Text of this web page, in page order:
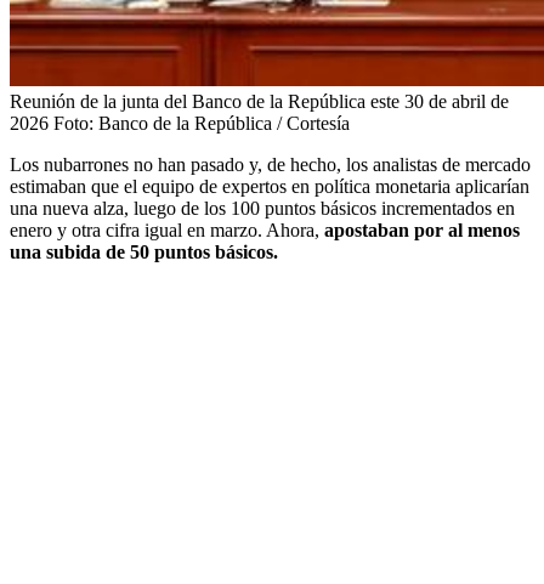
Reunión de la junta del Banco de la República este 30 de abril de
2026 Foto: Banco de la República / Cortesía
Los nubarrones no han pasado y, de hecho, los analistas de mercado
estimaban que el equipo de expertos en política monetaria aplicarían
una nueva alza, luego de los 100 puntos básicos incrementados en
enero y otra cifra igual en marzo. Ahora, apostaban por al menos
una subida de 50 puntos básicos.